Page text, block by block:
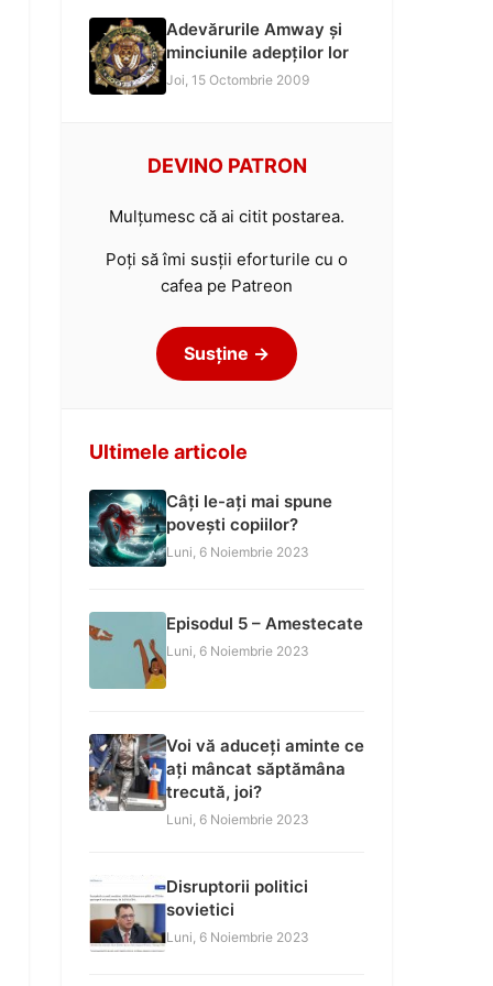
Adevărurile Amway și
minciunile adepților lor
Joi, 15 Octombrie 2009
DEVINO PATRON
Mulțumesc că ai citit postarea.
Poți să îmi susții eforturile cu o
cafea pe Patreon
Susține →
Ultimele articole
Câți le-ați mai spune
povești copiilor?
Luni, 6 Noiembrie 2023
Episodul 5 – Amestecate
Luni, 6 Noiembrie 2023
Voi vă aduceți aminte ce
ați mâncat săptămâna
trecută, joi?
Luni, 6 Noiembrie 2023
Disruptorii politici
sovietici
Luni, 6 Noiembrie 2023